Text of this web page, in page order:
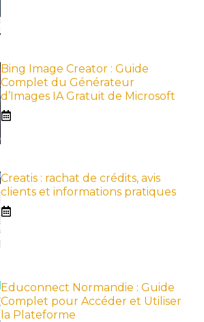
Bing Image Creator : Guide
Complet du Générateur
d’Images IA Gratuit de Microsoft
Creatis : rachat de crédits, avis
clients et informations pratiques
Educonnect Normandie : Guide
Complet pour Accéder et Utiliser
la Plateforme